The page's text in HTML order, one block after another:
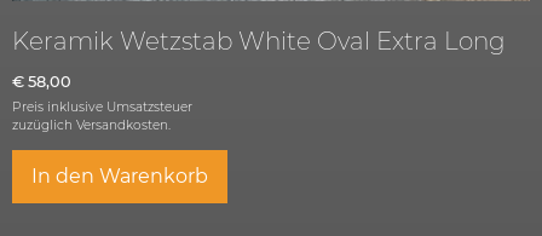
Keramik Wetzstab White Oval Extra Long
€ 58,00
Preis inklusive Umsatzsteuer
zuzüglich Versandkosten.
In den Warenkorb